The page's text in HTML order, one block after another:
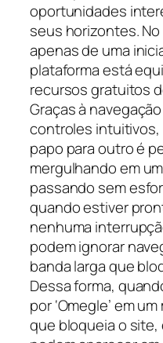
oportunidades
seus horizontes.
apenas de uma
plataforma está
recursos gratuitos
Graças à
controles
papo para outro é
mergulhando em
passando sem
quando estiver
nenhuma
podem ignorar
banda larga que
Dessa forma,
por ‘Omegle’ em
que bloqueia o site,